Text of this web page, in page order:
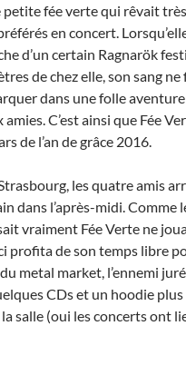
petite fée verte qui rêvait
en concert.
d’un certain Ragnarök
de chez elle, son sang
dans une folle
C’est ainsi que Fée
de l’an de grâce 2016.
les quatre amis
dans l’après-midi. Comme
vraiment Fée Verte ne
profita de son temps libre
metal market, l’ennemi
CDs et un hoodie plus
salle (oui les concerts ont